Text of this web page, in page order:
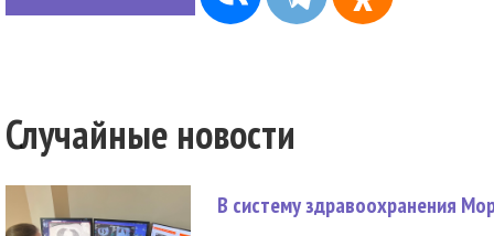
Случайные новости
В систему здравоохранения